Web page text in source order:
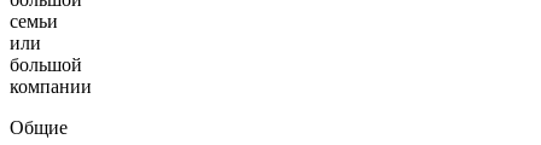
семьи
или
большой
компании
Общие